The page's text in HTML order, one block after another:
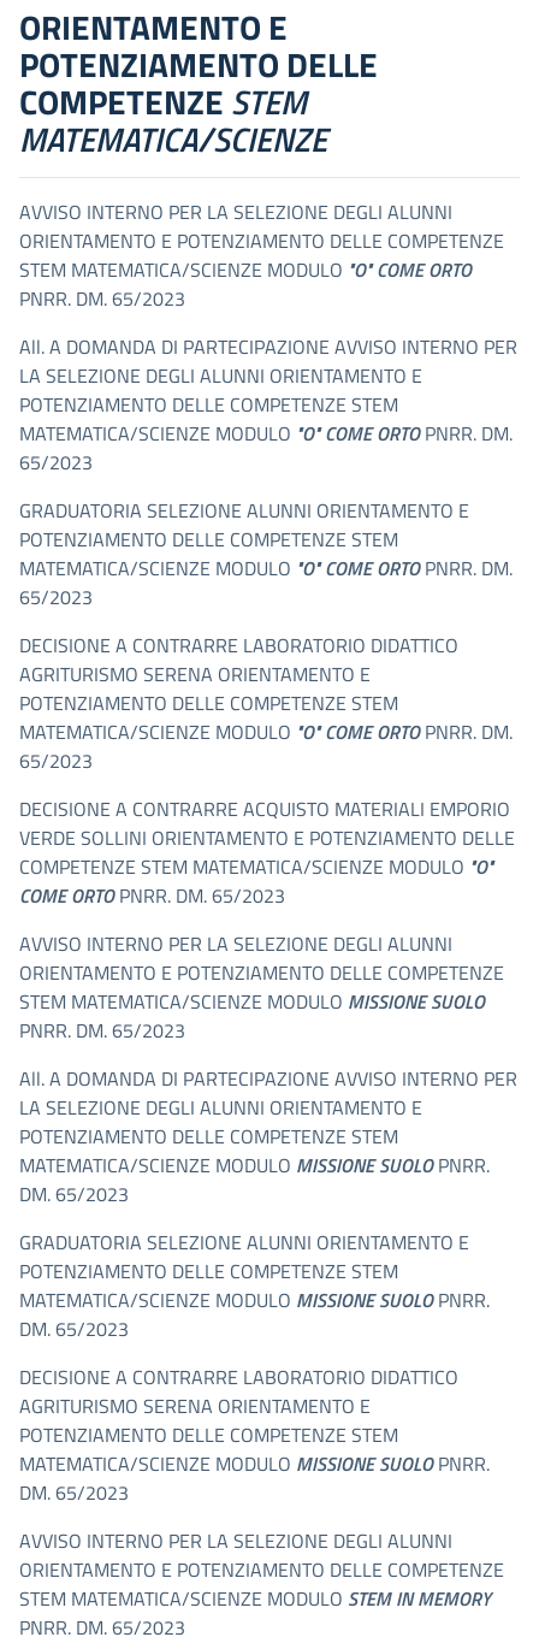
ORIENTAMENTO E
POTENZIAMENTO DELLE
COMPETENZESTEM
MATEMATICA/SCIENZE
AVVISO INTERNO PER LA SELEZIONE DEGLI ALUNNI
ORIENTAMENTO E POTENZIAMENTO DELLE COMPETENZE
STEM MATEMATICA/SCIENZE MODULO "O" COME ORTO
PNRR. DM. 65/2023
All. A DOMANDA DI PARTECIPAZIONE AVVISO INTERNO PER
LA SELEZIONE DEGLI ALUNNI ORIENTAMENTO E
POTENZIAMENTO DELLE COMPETENZE STEM
MATEMATICA/SCIENZE MODULO "O" COME ORTOPNRR. DM.
65/2023
GRADUATORIA SELEZIONE ALUNNI ORIENTAMENTO E
POTENZIAMENTO DELLE COMPETENZE STEM
MATEMATICA/SCIENZE MODULO "O" COME ORTOPNRR. DM.
65/2023
DECISIONE A CONTRARRE LABORATORIO DIDATTICO
AGRITURISMO SERENA ORIENTAMENTO E
POTENZIAMENTO DELLE COMPETENZE STEM
MATEMATICA/SCIENZE MODULO "O" COME ORTOPNRR. DM.
65/2023
DECISIONE A CONTRARRE ACQUISTO MATERIALI EMPORIO
VERDE SOLLINI ORIENTAMENTO E POTENZIAMENTO DELLE
COMPETENZE STEM MATEMATICA/SCIENZE MODULO "O"
COME ORTOPNRR. DM. 65/2023
AVVISO INTERNO PER LA SELEZIONE DEGLI ALUNNI
ORIENTAMENTO E POTENZIAMENTO DELLE COMPETENZE
STEM MATEMATICA/SCIENZE MODULO MISSIONE SUOLO
PNRR. DM. 65/2023
All. A DOMANDA DI PARTECIPAZIONE AVVISO INTERNO PER
LA SELEZIONE DEGLI ALUNNI ORIENTAMENTO E
POTENZIAMENTO DELLE COMPETENZE STEM
MATEMATICA/SCIENZE MODULO MISSIONE SUOLOPNRR.
DM. 65/2023
GRADUATORIA SELEZIONE ALUNNI ORIENTAMENTO E
POTENZIAMENTO DELLE COMPETENZE STEM
MATEMATICA/SCIENZE MODULO MISSIONE SUOLOPNRR.
DM. 65/2023
DECISIONE A CONTRARRE LABORATORIO DIDATTICO
AGRITURISMO SERENA ORIENTAMENTO E
POTENZIAMENTO DELLE COMPETENZE STEM
MATEMATICA/SCIENZE MODULO MISSIONE SUOLOPNRR.
DM. 65/2023
AVVISO INTERNO PER LA SELEZIONE DEGLI ALUNNI
ORIENTAMENTO E POTENZIAMENTO DELLE COMPETENZE
STEM MATEMATICA/SCIENZE MODULO STEM IN MEMORY
PNRR. DM. 65/2023